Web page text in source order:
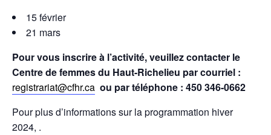
15 février
21 mars
Pour vous inscrire à l’activité, veuillez contacter le
Centre de femmes du Haut-Richelieu par courriel :
registrariat@cfhr.ca ou par téléphone : 450 346-0662
Pour plus d’informations sur la programmation hiver
2024, .